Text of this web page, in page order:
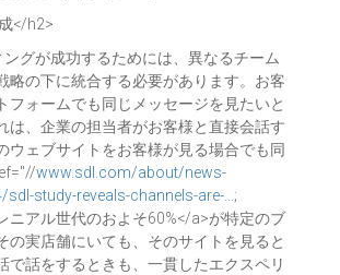
</h2>
グが成功するためには、異なるチーム
略の下に統合する必要があります。お客
フォームでも同じメッセージを見たいと
は、企業の担当者がお客様と直接会話す
ウェブサイトをお客様が見る場合でも同
www.sdl.com/about/news-
study-reveals-channels-are-… ;
ニアル世代のおよそ60%</a>が特定のブ
の実店舗にいても、そのサイトを見ると
で話をするときも、一貫したエクスペリ